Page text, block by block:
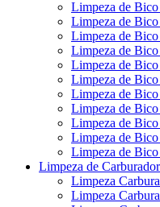
Limpeza de
Limpeza de
Limpeza de Bico
Limpeza de
Limpeza de
Limpeza de
Limpeza de
Limpeza de
Limpeza de
Limpeza de
Limpeza de
Limpeza de
Limpeza
Limpeza